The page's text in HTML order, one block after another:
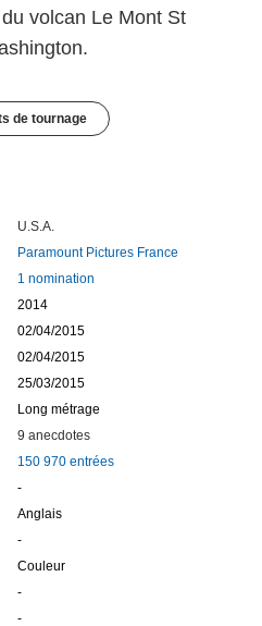
volcan Le Mont St
de tournage
U.S.A.
Paramount Pictures France
1 nomination
2014
02/04/2015
02/04/2015
25/03/2015
Long métrage
9 anecdotes
150 970 entrées
-
Anglais
-
Couleur
-
-